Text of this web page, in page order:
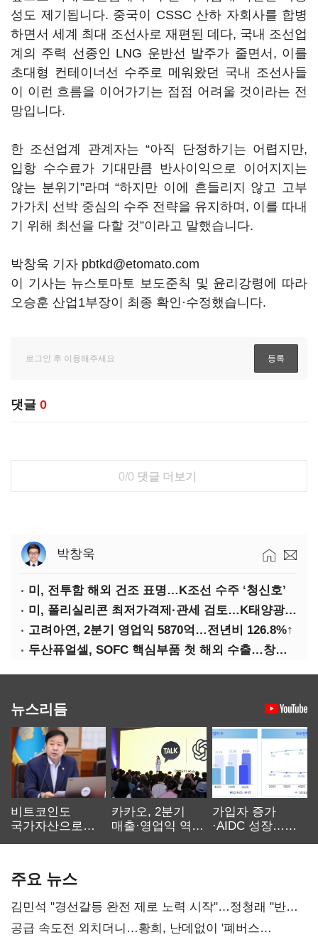
성도 제기됩니다. 중국이 CSSC 산하 자회사를 합병
하면서 세계 최대 조선사로 재편된 데다, 국내 조선업
계의 주력 선종인 LNG 운반선 발주가 줄면서, 이를
초대형 컨테이너선 수주로 메워왔던 국내 조선사들
이 이런 흐름을 이어가기는 점점 어려울 것이라는 전
망입니다.
한 조선업계 관계자는 “아직 단정하기는 어렵지만,
입항 수수료가 기대만큼 반사이익으로 이어지지는
않는 분위기”라며 “하지만 이에 흔들리지 않고 고부
가가치 선박 중심의 수주 전략을 유지하며, 이를 따내
기 위해 최선을 다할 것”이라고 말했습니다.
박창욱 기자 pbtkd@etomato.com
이 기사는 뉴스토마토 보도준칙 및 윤리강령에 따라
오승훈 산업1부장이 최종 확인·수정했습니다.
댓글 0
0/0 댓글 더보기
박창욱
미, 전투함 해외 건조 표명…K조선 수주 ‘청신호’
미, 폴리실리콘 최저가격제·관세 검토…K태양광 입지 확대 기대
고려아연, 2분기 영업익 5870억…전년비 126.8%↑
두산퓨얼셀, SOFC 핵심부품 첫 해외 수출…창사 이래 최대 규모
뉴스리듬
비트코인도
국가자산으로…'
카카오, 2분기
매출·영업익 역대
가입자 증가
·AIDC 성장…
주요 뉴스
김민석 "경선갈등 완전 제로 노력 시작"…정청래 "반명
공세 사과부터"
공급 속도전 외치더니…황희, 난데없이 '폐버스